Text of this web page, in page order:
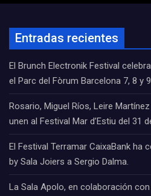
Entradas recientes
El Brunch Electronik Festival
el Parc del Fòrum Barcelona 7, 8 y
Rosario, Miguel Ríos, Leire
unen al Festival Mar d’Estiu del 31
El Festival Terramar CaixaBank ha
by Sala Joiers a Sergio Dalma.
La Sala Apolo, en colaboración